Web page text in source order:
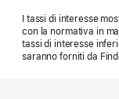
I tassi di interesse
con la normativa in
tassi di interesse
saranno forniti da